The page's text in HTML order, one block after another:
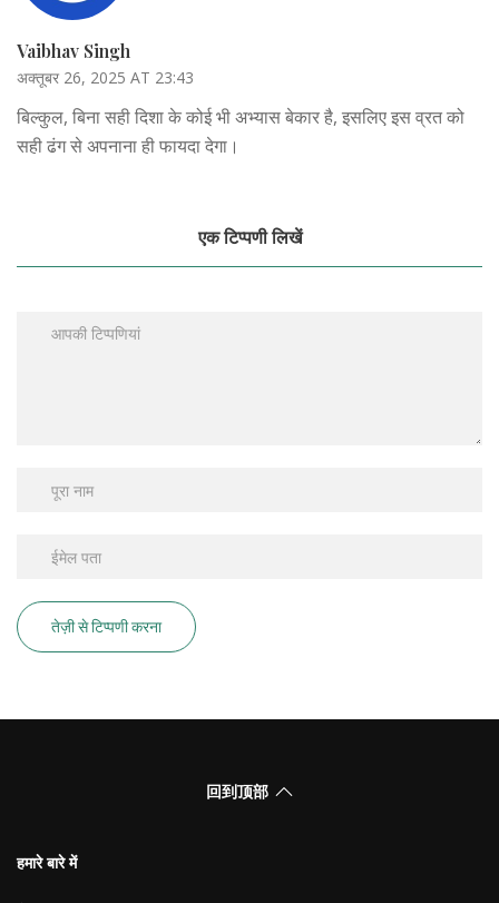
Vaibhav Singh
अक्तूबर 26, 2025 AT 23:43
बिल्कुल, बिना सही दिशा के कोई भी अभ्यास बेकार है, इसलिए इस व्रत को
सही ढंग से अपनाना ही फायदा देगा।
एक टिप्पणी लिखें
तेज़ी से टिप्पणी करना
回到顶部
हमारे बारे में